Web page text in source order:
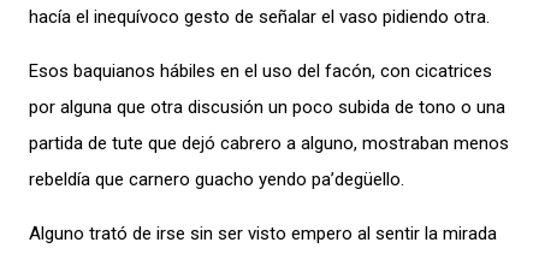
hacía el inequívoco gesto de señalar el vaso pidiendo otra.
Esos baquianos hábiles en el uso del facón, con cicatrices
por alguna que otra discusión un poco subida de tono o una
partida de tute que dejó cabrero a alguno, mostraban menos
rebeldía que carnero guacho yendo pa’degüello.
Alguno trató de irse sin ser visto empero al sentir la mirada